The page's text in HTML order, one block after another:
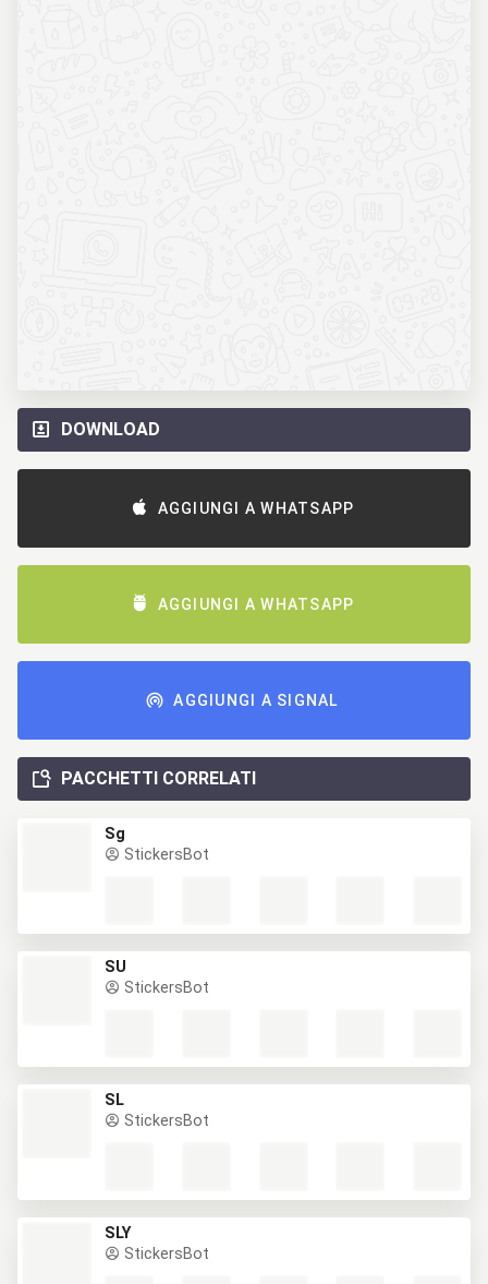
DOWNLOAD
AGGIUNGI A WHATSAPP
AGGIUNGI A WHATSAPP
AGGIUNGI A SIGNAL
PACCHETTI CORRELATI
Sg
StickersBot
SU
StickersBot
SL
StickersBot
SLY
StickersBot